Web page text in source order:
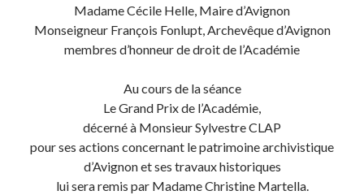
Madame Cécile Helle, Maire d’Avignon
Monseigneur François Fonlupt, Archevêque d’Avignon
membres d’honneur de droit de l’Académie
Au cours de la séance
Le Grand Prix de l’Académie,
décerné à Monsieur Sylvestre CLAP
pour ses actions concernant le patrimoine archivistique
d’Avignon et ses travaux historiques
lui sera remis par Madame Christine Martella.